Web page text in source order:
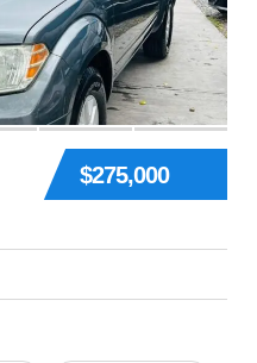
$275,000